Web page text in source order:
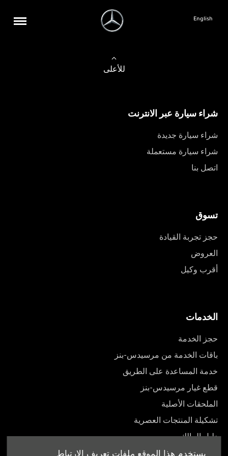
يستخدم هذا الموقع ملفات تعريف الارتباط
English
للأعلى
شراء سيارة عبر الانترنت
شراء سيارة جديدة
شراء سيارة مستعملة
اتصل بنا
تسوق
حجز تجربة القيادة
العروض
أقرب وكيل
الخدمات
حجز الخدمة
باقات الخدمة من مرسيدس-بنز
خدمة المساعدة على الطريق
قطع غيار مرسيدس-بنز
الملحقات الأصلية
تشكيلة المنتجات العصرية
دليل المالك